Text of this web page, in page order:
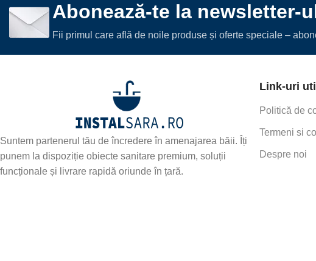
Abonează-te la newsletter-
Fii primul care află de noile produse și oferte speciale –
Suntem partenerul tău de încredere în amenajarea băii. Îți
punem la dispoziție obiecte sanitare premium, soluții
funcționale și livrare rapidă oriunde în țară.
Link-uri
Politică de
Termeni si
Despre noi